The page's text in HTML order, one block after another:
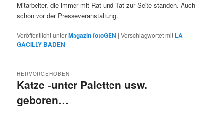
Mitarbeiter, die immer mit Rat und Tat zur Seite standen. Auch
schon vor der Presseveranstaltung.
Veröffentlicht unterMagazin fotoGEN |Verschlagwortet mit LA
GACILLY BADEN
Katze -unter Paletten usw.
geboren…
HERVORGEHOBEN